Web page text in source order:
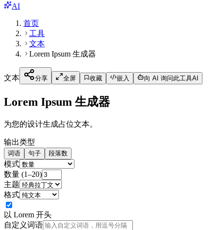
AI
首页
工具
文本
Lorem Ipsum 生成器
文本 分享 全屏 收藏 嵌入 向 AI 询问此工具AI
Lorem Ipsum 生成器
为您的设计生成占位文本。
输出类型
词语 句子 段落数
模式
数量 (1–20)
主题
格式
以 Lorem 开头
自定义词语